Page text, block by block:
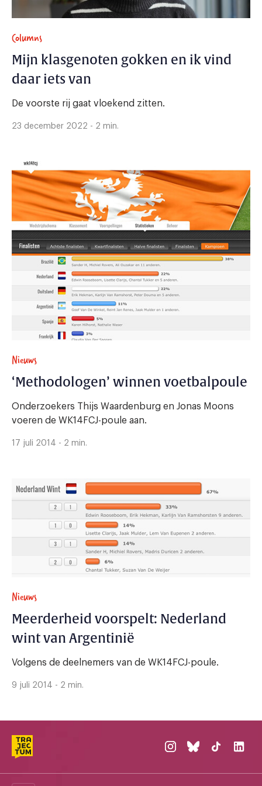
Columns
Mijn klasgenoten gokken en ik vind
daar iets van
De voorste rij gaat vloekend zitten.
23 december 2022 - 2 min.
Nieuws
‘Methodologen’ winnen voetbalpoule
Onderzoekers Thijs Waardenburg en Jonas Moons
voeren de WK14FCJ-poule aan.
17 juli 2014 - 2 min.
Nieuws
Meerderheid voorspelt: Nederland
wint van Argentinië
Volgens de deelnemers van de WK14FCJ-poule.
9 juli 2014 - 2 min.